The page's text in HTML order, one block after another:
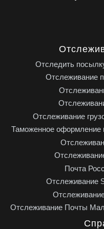
Отследить
Отслеживание
Отслеживание
Таможенное
Почта
Отслеживание
Отслеживание Почты